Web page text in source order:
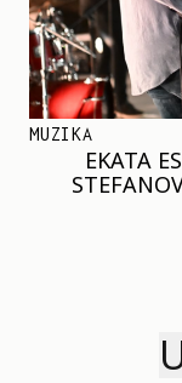
MUZIKA
EKATA